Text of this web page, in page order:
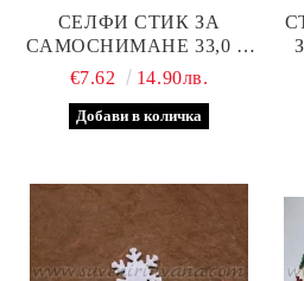
СЕЛФИ СТИК ЗА
САМОСНИМАНЕ 33,0 Х
5,5 СМ.
€7.62 14.90лв.